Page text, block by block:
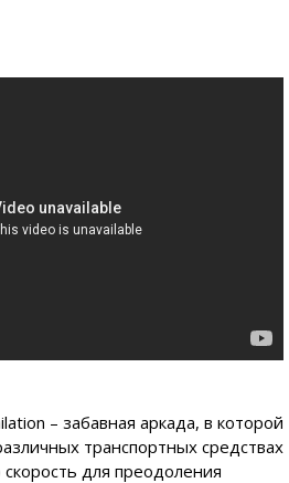
– забавная аркада, в которой
транспортных средствах
для преодоления